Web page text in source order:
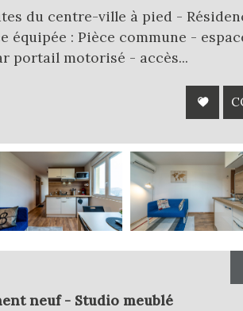
du centre-ville à pied -
équipée : Pièce commune -
portail motorisé - accès...
neuf - Studio meublé